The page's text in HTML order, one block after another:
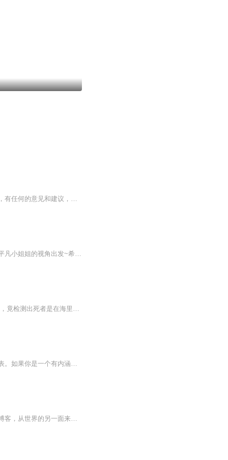
欢迎来到三更研究所，这里分享世界上各种奇闻异事，频道主将在未来的时间努力持续更新，有任何的意见和建议，都欢迎大家在视频里评论留言哦~如果觉得频道还不错，就一定请订阅点讚支持我，频道会未来汇持续努力更新各个类别的视频，为您提供更好的观感体验...
一档专注非新鲜话题、佛系更新的水播客！只希望你能收获快乐！节目从繁华都市中，两位平凡小姐姐的视角出发~希望你放轻松~听完我们的节目，能带走一些负面情绪，和我们一起笑口常开，当然，别忘了撒点爱给自己哟！好事研究所，祝你好事发生！
天涯网络原名：听！死者在讲话！ 一具尸体里，为什么有两种性别的染色体？淡水里的浮尸，竟检测出死者是在海里溺死的？戈壁里的尸体为何被检验出溺亡的特征？水族馆里，没有火源，死者为什么是烧伤致死？每一个案件都让你不敢脑补！不敢入眠！不敢独自上...
一个人的第一印象，决定了他在别人心中80%的形象。一个人的形象80%取决于这个人的外表。如果你是一个有内涵有内容的人，别让你的形象耽误了你的价值。如果你的价值还不够，让良好的外在形象给你加分，提供更多的机会和机遇，何乐而不为嗯？本专栏分男生，...
【治丧研究所】由硬核喜剧创办的一档线上聊天陪伴类播客节目，定位一档青年亚文化扯淡博客，从世界的另一面来观察世界！旗下四大企划【读城记】讲述中国乃至世界不同的城市，历史，经济发展，民俗文化【中国人】讲述中国华夏大地56个民族生活思维习惯【迷...